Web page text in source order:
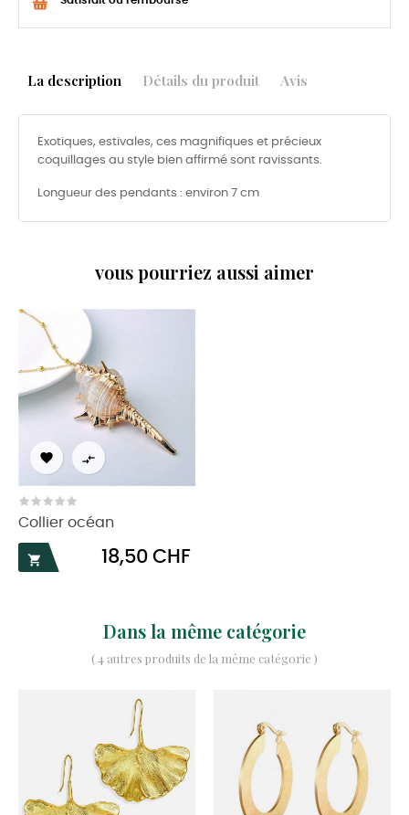
La description Détails du produit Avis
Exotiques, estivales, ces magnifiques et précieux
coquillages au style bien affirmé sont ravissants.
Longueur des pendants : environ 7 cm
vous pourriez aussi aimer
 
Collier océan

Prix
18,50 CHF
Dans la même catégorie
( 4 autres produits de la même catégorie )